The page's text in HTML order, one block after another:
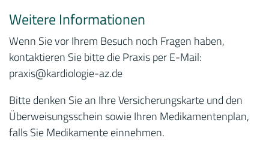
Weitere Informationen
Wenn Sie vor Ihrem Besuch noch Fragen haben,
kontaktieren Sie bitte die Praxis per E-Mail:
praxis@kardiologie-az.de
Bitte denken Sie an Ihre Versicherungskarte und den
Überweisungsschein sowie Ihren Medikamentenplan,
falls Sie Medikamente einnehmen.